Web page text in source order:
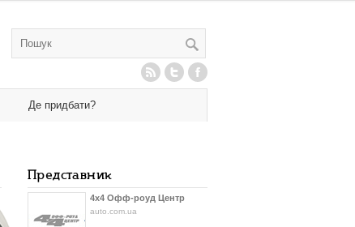
Де придбати?
Представник
4х4 Офф-роуд Центр
auto.com.ua